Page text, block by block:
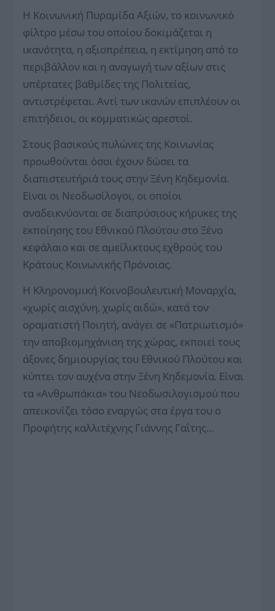
Η Κοινωνική Πυραμίδα Αξιών, το κοινωνικό
φίλτρο μέσω του οποίου δοκιμάζεται η
ικανότητα, η αξιοπρέπεια, η εκτίμηση από το
περιβάλλον και η αναγωγή των αξίων στις
υπέρτατες βαθμίδες της Πολιτείας,
αντιστρέφεται. Αντί των ικανών επιπλέουν οι
επιτήδειοι, οι κομματικώς αρεστοί.
Στους βασικούς πυλώνες της Κοινωνίας
προωθούνται όσοι έχουν δώσει τα
διαπιστευτήριά τους στην Ξένη Κηδεμονία.
Είναι οι Νεοδωσίλογοι, οι οποίοι
αναδεικνύονται σε διαπρύσιους κήρυκες της
εκποίησης του Εθνικού Πλούτου στο Ξένο
κεφάλαιο και σε αμείλικτους εχθρούς του
Κράτους Κοινωνικής Πρόνοιας.
Η Κληρονομική Κοινοβουλευτική Μοναρχία,
«χωρίς αισχύνη, χωρίς αιδώ», κατά τον
οραματιστή Ποιητή, ανάγει σε «Πατριωτισμό»
την αποβιομηχάνιση της χώρας, εκποιεί τους
άξονες δημιουργίας του Εθνικού Πλούτου και
κύπτει τον αυχένα στην Ξένη Κηδεμονία. Είναι
τα «Ανθρωπάκια» του Νεοδωσιλογισμού που
απεικονίζει τόσο εναργώς στα έργα του ο
Προφήτης καλλιτέχνης Γιάννης Γαΐτης…